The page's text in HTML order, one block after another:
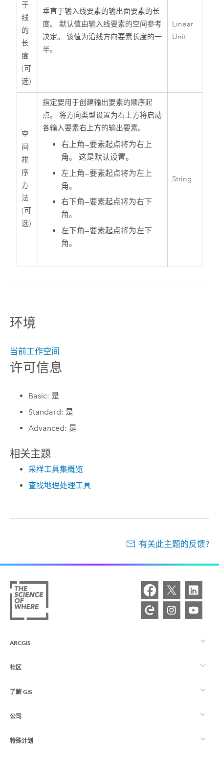
于
线
的
长
度
(可
选)
垂直于输入线要素的输出面要素的长
度。 默认值由输入线要素的空间参考
决定。 该值为沿线方向要素长度的一
半。
Linear
Unit
空
间
排
序
方
法
(可
选)
指定要用于创建输出要素的顺序起
点。 将方向类型设置为右上方将启动
各输入要素右上方的输出要素。
右上角—要素起点将为右上
角。 这是默认设置。
左上角—要素起点将为左上
角。
右下角—要素起点将为右下
角。
左下角—要素起点将为左下
角。
String
环境
当前工作空间
许可信息
Basic: 是
Standard: 是
Advanced: 是
相关主题
采样工具集概览
查找地理处理工具
有关此主题的反馈?
ARCGIS
ArcGIS 概览
制图
社区
Esri 社区
ArcGIS 博客
了解 GIS
什么是 GIS？
位置智能
公司
关于 Esri
特殊计划